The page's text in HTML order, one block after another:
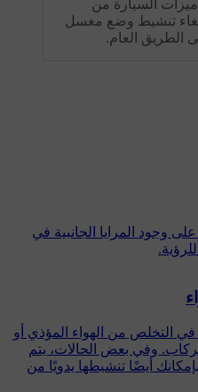
السيارة من
تنشيط وضع مغسل
الطريق العام.
وجود المرايا الجانبية في
التخلص من الهواء المؤذي أو
وفي بعض الحالات، يتم
أيضًا تنشيطها يدويًا من